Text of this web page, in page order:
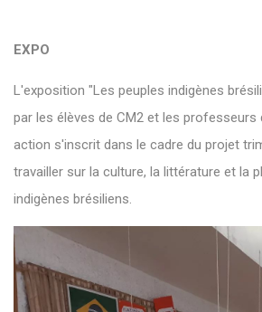
EXPO
L'exposition "Les peuples indigènes
par les élèves de CM2 et les professeurs
action s'inscrit dans le cadre du projet
travailler sur la culture, la littérature et la
indigènes brésiliens.